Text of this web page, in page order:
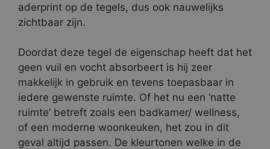
aderprint op de tegels, dus ook nauwelijks
zichtbaar zijn.
Doordat deze tegel de eigenschap heeft dat het
geen vuil en vocht absorbeert is hij zeer
makkelijk in gebruik en tevens toepasbaar in
iedere gewenste ruimte. Of het nu een ‘natte
ruimte’ betreft zoals een badkamer/ wellness,
of een moderne woonkeuken, het zou in dit
geval altijd passen. De kleurtonen welke in de